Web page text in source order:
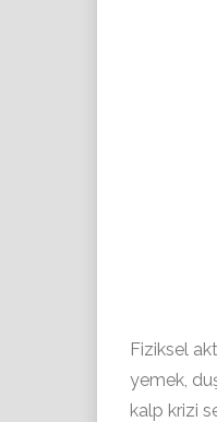
Fiziksel
yemek,
kalp krizi